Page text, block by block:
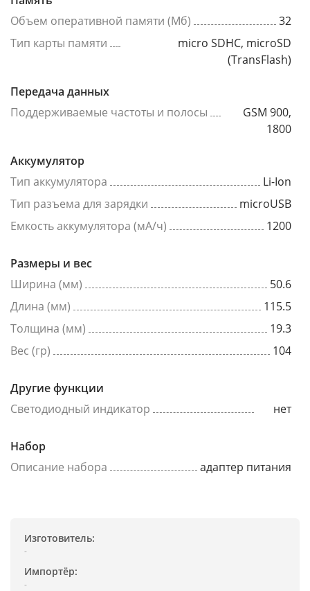
Объем оперативной памяти (Мб)
32
Тип карты памяти
micro SDHC, microSD
(TransFlash)
Передача данных
Поддерживаемые частоты и полосы
GSM 900,
1800
Аккумулятор
Тип аккумулятора
Li-Ion
Тип разъема для зарядки
microUSB
Емкость аккумулятора (мА/ч)
1200
Размеры и вес
Ширина (мм)
50.6
Длина (мм)
115.5
Толщина (мм)
19.3
Вес (гр)
104
Другие функции
Светодиодный индикатор
нет
Набор
Описание набора
адаптер питания
Изготовитель:
-
Импортёр:
-